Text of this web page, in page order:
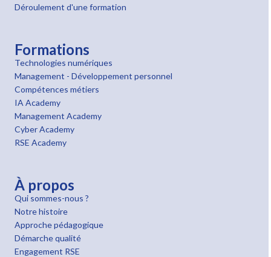
Déroulement d'une formation
Formations
Technologies numériques
Management - Développement personnel
Compétences métiers
IA Academy
Management Academy
Cyber Academy
RSE Academy
À propos
Qui sommes-nous ?
Notre histoire
Approche pédagogique
Démarche qualité
Engagement RSE